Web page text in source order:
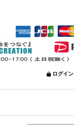
ログイン